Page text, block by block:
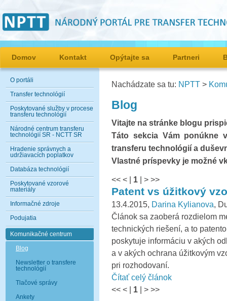
Domov Kontakt Opýtajte sa Partneri
O portáli
Transfer technológií
Poskytované služby v procese
transferu technológií
Národné centrum transferu
technológií SR - NCTT SR
Hradenie správnych a
udržiavacích poplatkov
Databáza technológií
Poskytované vzorové
materiály
Informačné zdroje
Podujatia
Komunikačné centrum
Blog
Newsletter o transfere
technológií
Tlačové správy
Ankety
Nachádzate sa tu: NPTT >
Blog
Vitajte na stránke blogu
Táto sekcia Vám ponúkne
transferu technológií a
Vlastné príspevky je možné
<< < | 1 | > >>
Patent vs úžitkový
13.4.2015, Darina Kylianova,
Článok sa zaoberá rozdielom
technických riešení, a to
poskytuje informáciu v akých
a v akých ochrana úžitkovým
pri rozhodovaní.
Čítať celý článok
<< < | 1 | > >>